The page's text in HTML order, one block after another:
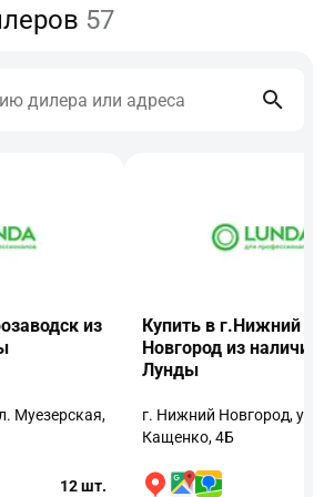
57
из
Муезерская,
12 шт.
Купить в г.Нижний
Новгород из наличия
Лунды
г. Нижний Новгород, ул.
Кащенко, 4Б